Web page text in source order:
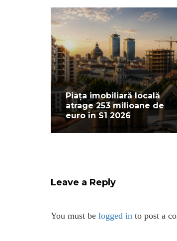
Piața imobiliară locală
atrage 253 milioane de
euro în S1 2026
Leave a Reply
You must be logged in to post a